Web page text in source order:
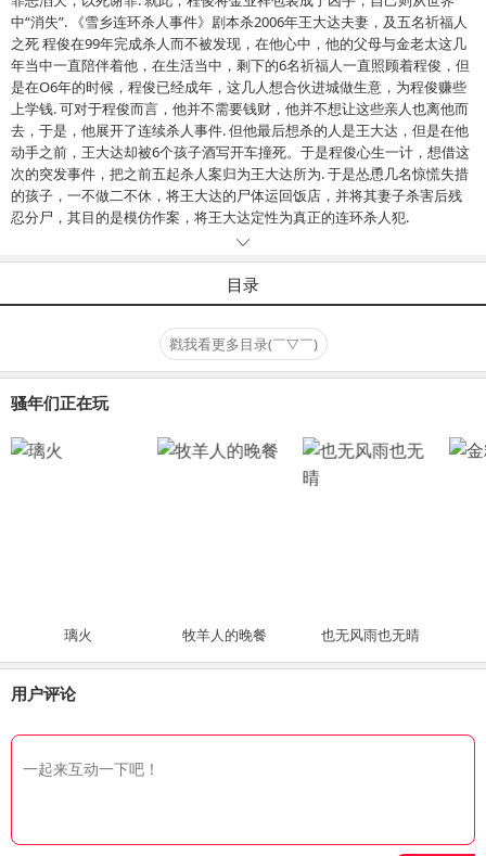
中“消失”. 《雪乡连环杀人事件》剧本杀2006年王大达夫妻，及五名祈福人
之死 程俊在99年完成杀人而不被发现，在他心中，他的父母与金老太这几
年当中一直陪伴着他，在生活当中，剩下的6名祈福人一直照顾着程俊，但
是在O6年的时候，程俊已经成年，这几人想合伙进城做生意，为程俊赚些
上学钱. 可对于程俊而言，他并不需要钱财，他并不想让这些亲人也离他而
去，于是，他展开了连续杀人事件. 但他最后想杀的人是王大达，但是在他
动手之前，王大达却被6个孩子酒写开车撞死。于是程俊心生一计，想借这
次的突发事件，把之前五起杀人案归为王大达所为. 于是怂恿几名惊慌失措
的孩子，一不做二不休，将王大达的尸体运回饭店，并将其妻子杀害后残
忍分尸，其目的是模仿作案，将王大达定性为真正的连环杀人犯.
目录
戳我看更多目录(￣▽￣)
骚年们正在玩
璃火 牧羊人的晚餐 也无风雨也无晴
用户评论